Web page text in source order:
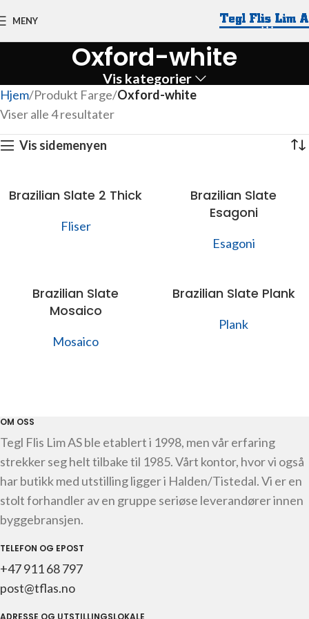
MENY
Oxford-white
Vis kategorier
Hjem Produkt Farge Oxford-white
Viser alle 4 resultater
Vis sidemenyen
Brazilian Slate 2 Thick
Fliser
Brazilian Slate
Esagoni
Esagoni
Brazilian Slate
Mosaico
Mosaico
Brazilian Slate Plank
Plank
OM OSS
Tegl Flis Lim AS ble etablert i 1998, men vår erfaring
strekker seg helt tilbake til 1985. Vårt kontor, hvor vi også
har butikk med utstilling ligger i Halden/Tistedal. Vi er en
stolt forhandler av en gruppe seriøse leverandører innen
byggebransjen.
TELEFON OG EPOST
+47 911 68 797
post@tflas.no
ADRESSE OG UTSTILLINGSLOKALE